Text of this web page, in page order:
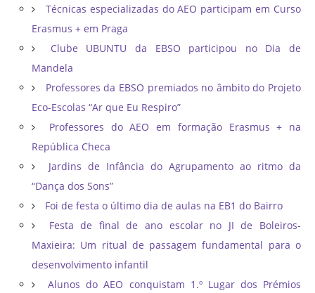
Técnicas especializadas do AEO participam em Curso
Erasmus + em Praga
Clube UBUNTU da EBSO participou no Dia de
Mandela
Professores da EBSO premiados no âmbito do Projeto
Eco-Escolas “Ar que Eu Respiro”
Professores do AEO em formação Erasmus + na
República Checa
Jardins de Infância do Agrupamento ao ritmo da
“Dança dos Sons”
Foi de festa o último dia de aulas na EB1 do Bairro
Festa de final de ano escolar no JI de Boleiros-
Maxieira: Um ritual de passagem fundamental para o
desenvolvimento infantil
Alunos do AEO conquistam 1.º Lugar dos Prémios